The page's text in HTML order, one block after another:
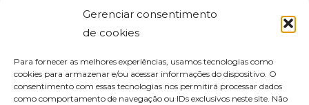
Gerenciar consentimento
de cookies
Para fornecer as melhores experiências, usamos tecnologias como
cookies para armazenar e/ou acessar informações do dispositivo. O
consentimento com essas tecnologias nos permitirá processar dados
como comportamento de navegação ou IDs exclusivos neste site. Não